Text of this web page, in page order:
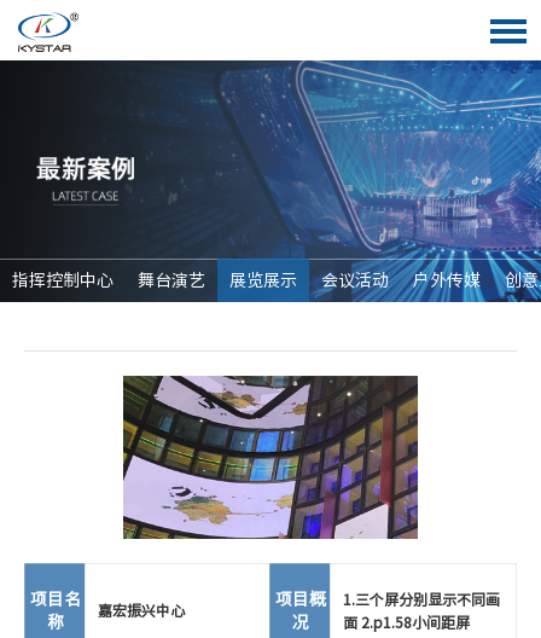
指挥控制中心 舞台演艺 展览展示 会议活动 户外传媒 创
项目名
称
嘉宏振兴中心
项目概
况
1.三个屏分别显示不同画
面 2.p1.58小间距屏